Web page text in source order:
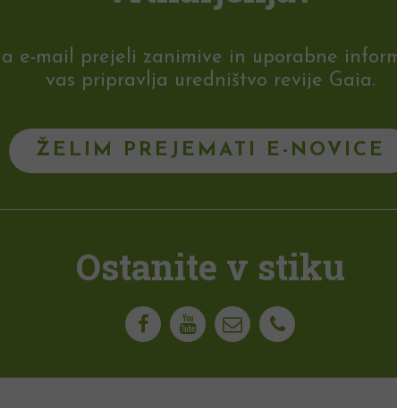
e-mail prejeli zanimive in uporabne
vas pripravlja uredništvo revije Gaia.
ŽELIM PREJEMATI E-NOVICE
Ostanite v stiku